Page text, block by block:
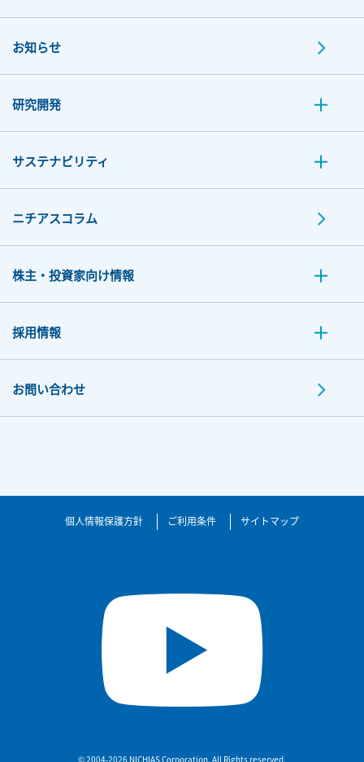
お知らせ
研究開発
サステナビリティ
ニチアスコラム
株主・投資家向け情報
採用情報
お問い合わせ
個人情報保護方針 ご利用条件 サイトマップ
© 2004-2026 NICHIAS Corporation. All Rights reserved.